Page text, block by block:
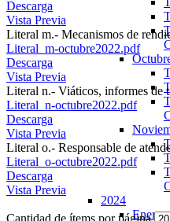
2024
Enero
Descarga
Vista Previa
Literal m.- Mecanismos de
Literal_m-octubre2022.pdf
Descarga
Vista Previa
Literal n.- Viáticos, informes de
Literal_n-octubre2022.pdf
Descarga
Vista Previa
Literal o.- Responsable de
Literal_o-octubre2022.pdf
Descarga
Vista Previa
Cantidad de ítems por página